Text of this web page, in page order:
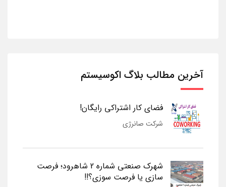
آخرین مطالب بلاگ اکوسیستم
فضای کار اشتراکی رایگان!
شرکت صانرژی
شهرک صنعتی شماره 2 شاهرود؛ فرصت
سازی یا فرصت سوزی؟!!